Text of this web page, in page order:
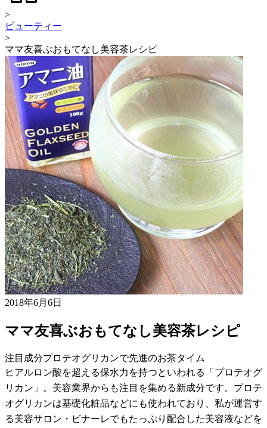
>
ビューティー
>
ママ友喜ぶおもてなし美容茶レシピ
2018年6月6日
ママ友喜ぶおもてなし美容茶レシピ
注目成分プロテオグリカンで先進のお茶タイム
ヒアルロン酸を超える保水力を持つといわれる「プロテオグ
リカン」。美容業界からも注目を集める新成分です。プロテ
オグリカンは基礎化粧品などにも使われており、私が運営す
る美容サロン・ビナーレでもたっぷり配合した美容液などを